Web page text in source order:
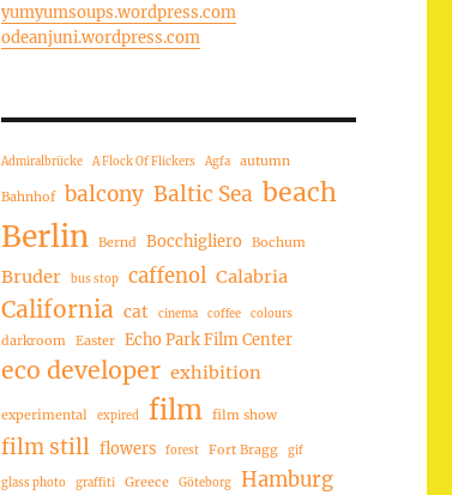
yumyumsoups.wordpress.com
odeanjuni.wordpress.com
Admiralbrücke A Flock Of Flickers Agfa autumn
Bahnhof balcony Baltic Sea beach
Berlin Bernd Bocchigliero Bochum
Bruder bus stop caffenol Calabria
California cat cinema coffee colours
darkroom Easter Echo Park Film Center
eco developer exhibition
experimental expired film film show
film still flowers forest Fort Bragg gif
glass photo graffiti Greece Göteborg Hamburg